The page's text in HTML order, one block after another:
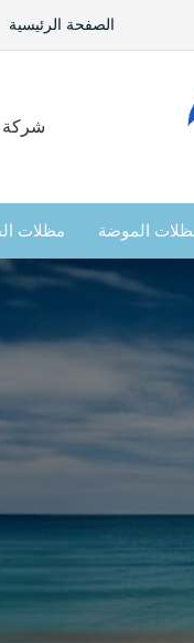
الصفحة الرئيسية
شركة
الموضة مظلات